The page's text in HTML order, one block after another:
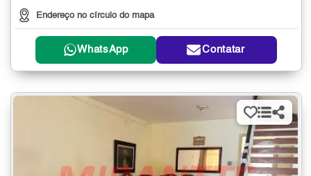
Endereço no círculo do mapa
WhatsApp Contatar